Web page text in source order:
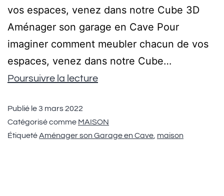
vos espaces, venez dans notre Cube 3D
Aménager son garage en Cave Pour
imaginer comment meubler chacun de vos
espaces, venez dans notre Cube…
Poursuivre la lecture
Publié le3 mars 2022
Catégorisé comme MAISON
ÉtiquetéAménager son Garage en Cave maison